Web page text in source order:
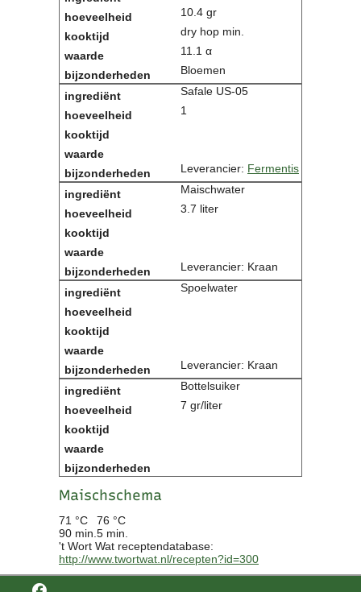
10.4 gr
dry hop min.
11.1 α
Bloemen
Safale US-05
1
Leverancier: Fermentis
Maischwater
3.7 liter
Leverancier: Kraan
Spoelwater
Leverancier: Kraan
Bottelsuiker
7 gr/liter
Maischschema
71 °C
76 °C
90 min. 5 min.
't Wort Wat receptendatabase:
http://www.twortwat.nl/recepten?id=300